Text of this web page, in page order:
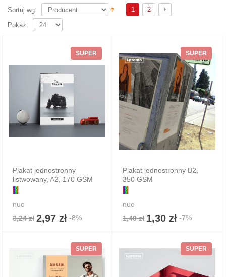
Sortuj wg: 1 2
Pokaż:
SUPER
Plakat jednostronny
listwowany, A2, 170 GSM
nuo
3,24 zł 2,97 zł -8%
SUPER
Plakat jednostronny B2,
350 GSM
nuo
1,40 zł 1,30 zł -7%
SUPER SUPER